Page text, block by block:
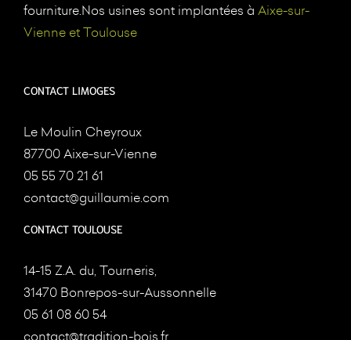
fourniture.Nos usines sont implantées à Aixe-sur-
Vienne et Toulouse
CONTACT LIMOGES
Le Moulin Cheyroux
87700 Aixe-sur-Vienne
05 55 70 21 61
contact@guillaumie.com
CONTACT TOULOUSE
14-15 Z.A. du, Tourneris,
31470 Bonrepos-sur-Aussonnelle
05 61 08 60 54
contact@tradition-bois.fr